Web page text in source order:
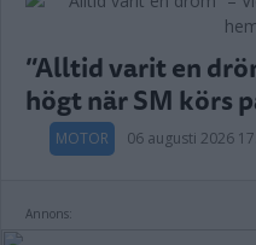
”Alltid varit en
högt när SM körs
MOTOR 06 augusti 2026
Annons: